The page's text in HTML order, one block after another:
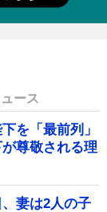
ース
を「最前列」
尊敬される理
妻は2人の子